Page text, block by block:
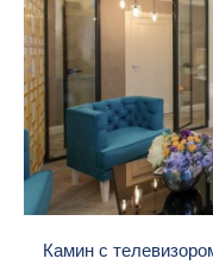
Камин с